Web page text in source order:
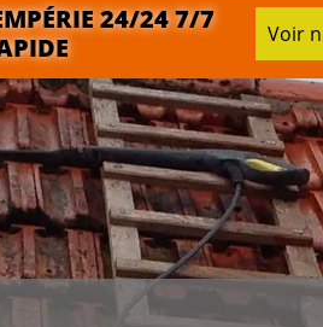
24/24 7/7
Voir